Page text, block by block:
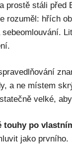
prostě stáli před
rozuměl: hřích
a ne místem
velké,
touhy po
jako prvního.